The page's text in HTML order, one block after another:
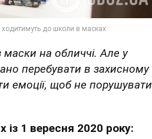
на обличчі. Але у
перебувати в захисному
емоції, щоб не порушувати
1 вересня 2020 року: